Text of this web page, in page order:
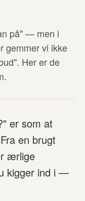
på" — men i
gemmer vi ikke
Her er de
er som at
en brugt
ærlige
kigger ind i —